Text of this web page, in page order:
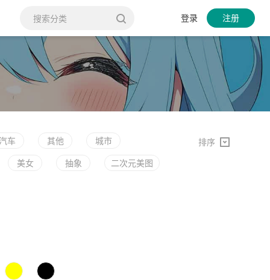
登录 注册
车 其他 城市
美女 抽象 二次元美图
排序